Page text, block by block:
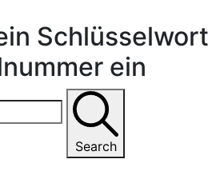
Schlüsselwort
ein
Search